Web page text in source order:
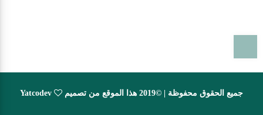
جميع الحقوق محفوظة | ©2019 هذا الموقع من تصميم Yatcodev